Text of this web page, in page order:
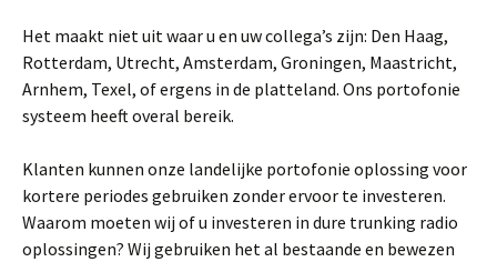
Het maakt niet uit waar u en uw collega’s zijn: Den Haag,
Rotterdam, Utrecht, Amsterdam, Groningen, Maastricht,
Arnhem, Texel, of ergens in de platteland. Ons portofonie
systeem heeft overal bereik.
Klanten kunnen onze landelijke portofonie oplossing voor
kortere periodes gebruiken zonder ervoor te investeren.
Waarom moeten wij of u investeren in dure trunking radio
oplossingen? Wij gebruiken het al bestaande en bewezen